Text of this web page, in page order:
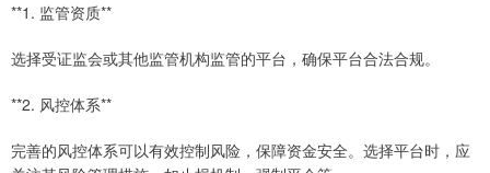
**1. 监管资质**
选择受证监会或其他监管机构监管的平台，确保平台合法合规。
**2. 风控体系**
完善的风控体系可以有效控制风险，保障资金安全。选择平台时，应